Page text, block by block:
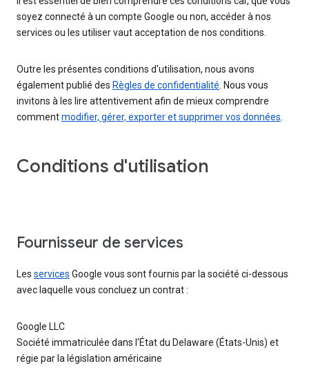
soyez connecté à un compte Google ou non, accéder à nos
services ou les utiliser vaut acceptation de nos conditions.
Outre les présentes conditions d'utilisation, nous avons
également publié des Règles de confidentialité . Nous vous
invitons à les lire attentivement afin de mieux comprendre
commentmodifier, gérer, exporter et supprimer vos données
Conditions d'utilisation
Fournisseur de services
Les services Google vous sont fournis par la société ci-dessous
avec laquelle vous concluez un contrat :
Google LLC
Société immatriculée dans l'État du Delaware (États-Unis) et
régie par la législation américaine